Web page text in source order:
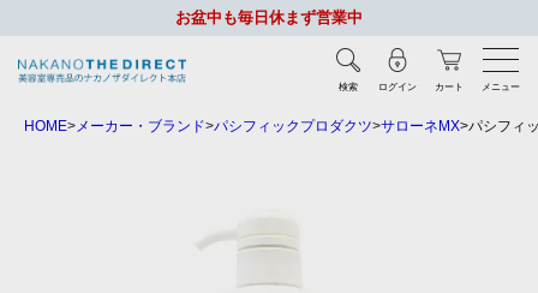
お盆中も毎日休まず営業中
検索 ログイン カート メニュー
HOME メーカー・ブランド パシフィックプロダクツ サローネMX パシフィ